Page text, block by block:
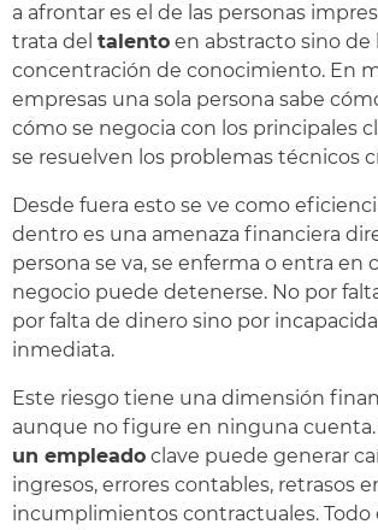
a afrontar es el de las personas
trata del talento en abstracto sino de
concentración de conocimiento. En
empresas una sola persona sabe
cómo se negocia con los principales
se resuelven los problemas técnicos
Desde fuera esto se ve como
dentro es una amenaza financiera
persona se va, se enferma o entra en
negocio puede detenerse. No por
por falta de dinero sino por
inmediata.
Este riesgo tiene una dimensión
aunque no figure en ninguna cuenta.
un empleado clave puede generar
ingresos, errores contables, retrasos
incumplimientos contractuales. Todo